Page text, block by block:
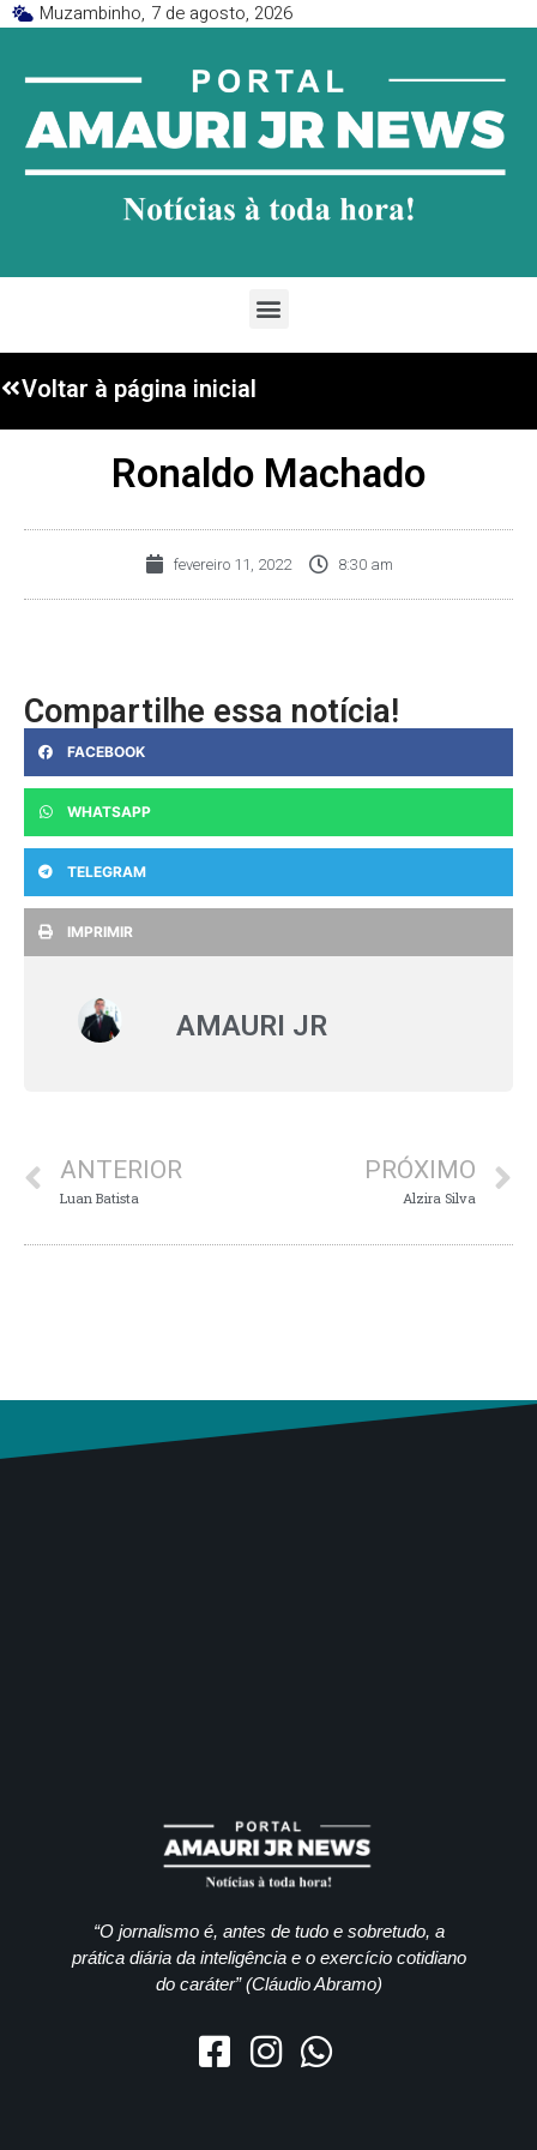
Muzambinho, 7 de agosto, 2026
Voltar à página inicial
Ronaldo Machado
fevereiro 11, 2022 8:30 am
Compartilhe essa notícia!
FACEBOOK
WHATSAPP
TELEGRAM
IMPRIMIR
AMAURI JR
ANTERIOR
Luan Batista
PRÓXIMO
Alzira Silva
“O jornalismo é, antes de tudo e sobretudo, a
prática diária da inteligência e o exercício cotidiano
do caráter” (Cláudio Abramo)